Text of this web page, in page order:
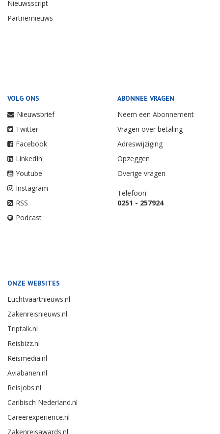
Nieuwsscript
Partnernieuws
VOLG ONS
Nieuwsbrief
Twitter
Facebook
LinkedIn
Youtube
Instagram
RSS
Podcast
ABONNEE VRAGEN
Neem een Abonnement
Vragen over betaling
Adreswijziging
Opzeggen
Overige vragen
Telefoon:
0251 - 257924
ONZE WEBSITES
Luchtvaartnieuws.nl
Zakenreisnieuws.nl
Triptalk.nl
Reisbizz.nl
Reismedia.nl
Aviabanen.nl
Reisjobs.nl
Caribisch Nederland.nl
Careerexperience.nl
Zakenreisawards.nl